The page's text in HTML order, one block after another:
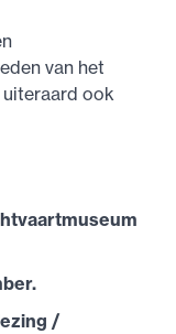
van het
uiteraard ook
/